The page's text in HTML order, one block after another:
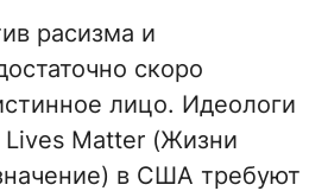
расизма и
скоро
лицо. Идеологи
Matter (Жизни
в США требуют